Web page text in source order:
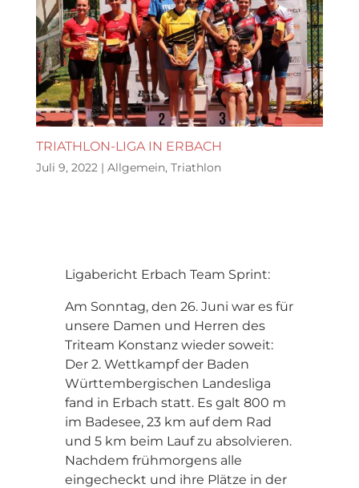
TRIATHLON-LIGA IN ERBACH
Juli 9, 2022| Allgemein, Triathlon
Ligabericht Erbach Team Sprint:
Am Sonntag, den 26. Juni war es für
unsere Damen und Herren des
Triteam Konstanz wieder soweit:
Der 2. Wettkampf der Baden
Württembergischen Landesliga
fand in Erbach statt. Es galt 800 m
im Badesee, 23 km auf dem Rad
und 5 km beim Lauf zu absolvieren.
Nachdem frühmorgens alle
eingecheckt und ihre Plätze in der